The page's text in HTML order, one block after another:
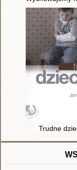
Trudne